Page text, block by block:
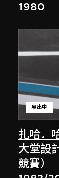
1980
扎哈．
展出中
大堂設
競賽）